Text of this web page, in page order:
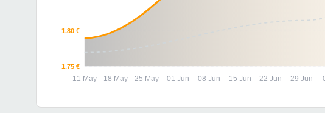
1.80 €
1.75 €
11 May 18 May 25 May 01 Jun 08 Jun 15 Jun 22 Jun 29 Jun